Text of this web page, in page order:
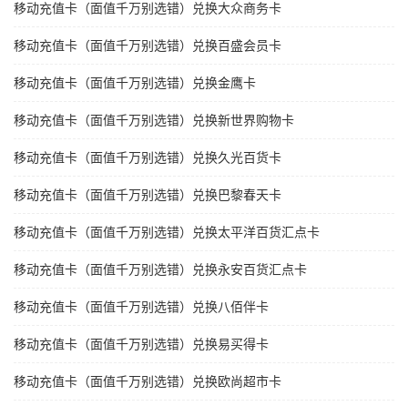
移动充值卡（面值千万别选错）兑换大众商务卡
移动充值卡（面值千万别选错）兑换百盛会员卡
移动充值卡（面值千万别选错）兑换金鹰卡
移动充值卡（面值千万别选错）兑换新世界购物卡
移动充值卡（面值千万别选错）兑换久光百货卡
移动充值卡（面值千万别选错）兑换巴黎春天卡
移动充值卡（面值千万别选错）兑换太平洋百货汇点卡
移动充值卡（面值千万别选错）兑换永安百货汇点卡
移动充值卡（面值千万别选错）兑换八佰伴卡
移动充值卡（面值千万别选错）兑换易买得卡
移动充值卡（面值千万别选错）兑换欧尚超市卡